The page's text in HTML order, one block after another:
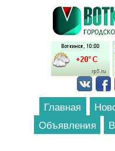
Перейти к основному
Главная
Объявления